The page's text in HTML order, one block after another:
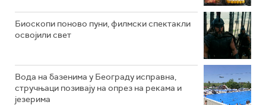
Биоскопи поново пуни, филмски спектакли
освојили свет
Вода на базенима у Београду исправна,
стручњаци позивају на опрез на рекама и
језерима